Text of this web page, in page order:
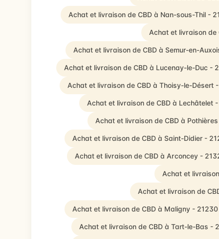
Achat et livraison de CBD à Nan-sous-Thil -
Achat et livraison de
Achat et livraison de CBD à Semur-en-
Achat et livraison de CBD à Lucenay-le-Duc -
Achat et livraison de CBD à Thoisy-le-Désert
Achat et livraison de CBD à Lechâtelet
Achat et livraison de CBD à
Achat et livraison de CBD à Saint-Didier -
Achat et livraison de CBD à Arconcey -
Achat et
Achat et livraison de
Achat et livraison de CBD à Maligny - 21230
Achat et livraison de CBD à Tart-le-Bas -